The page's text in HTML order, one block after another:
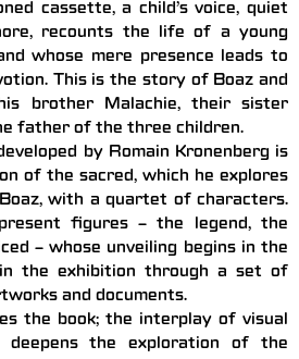
cassette, a child’s voice, quiet
recounts the life of a young
whose mere presence leads to
This is the story of Boaz and
brother Malachie, their sister
father of the three children.
by Romain Kronenberg is
of the sacred, which he explores
with a quartet of characters.
figures – the legend, the
– whose unveiling begins in the
the exhibition through a set of
and documents.
the book; the interplay of visual
deepens the exploration of the